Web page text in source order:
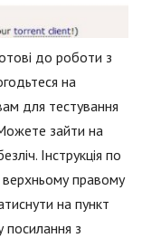
до роботи з
на
для тестування
зайти на
Інструкція по
верхньому правому
на пункт
з